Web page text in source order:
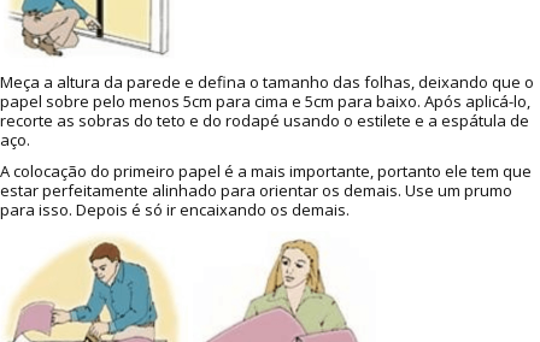
Meça a altura da parede e defina o tamanho das folhas, deixando que o
papel sobre pelo menos 5cm para cima e 5cm para baixo. Após aplicá-lo,
recorte as sobras do teto e do rodapé usando o estilete e a espátula de
aço.
A colocação do primeiro papel é a mais importante, portanto ele tem que
estar perfeitamente alinhado para orientar os demais. Use um prumo
para isso. Depois é só ir encaixando os demais.